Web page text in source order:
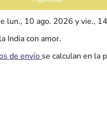
lun., 10 ago. 2026 yvie.,
India con amor.
de envío se calculan en la